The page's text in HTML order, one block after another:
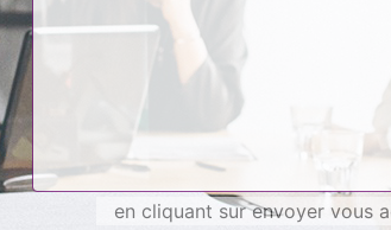
en cliquant sur envoyer vous